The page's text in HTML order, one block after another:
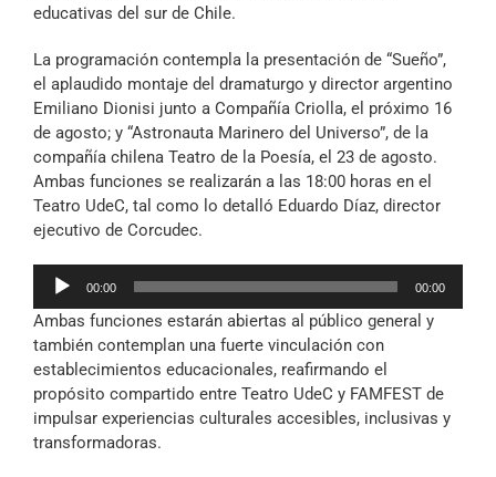
educativas del sur de Chile.
La programación contempla la presentación de “Sueño”,
el aplaudido montaje del dramaturgo y director argentino
Emiliano Dionisi junto a Compañía Criolla, el próximo 16
de agosto; y “Astronauta Marinero del Universo”, de la
compañía chilena Teatro de la Poesía, el 23 de agosto.
Ambas funciones se realizarán a las 18:00 horas en el
Teatro UdeC, tal como lo detalló Eduardo Díaz, director
ejecutivo de Corcudec.
Reproductor
audio
00:00 00:00
Ambas funciones estarán abiertas al público general y
también contemplan una fuerte vinculación con
establecimientos educacionales, reafirmando el
propósito compartido entre Teatro UdeC y FAMFEST de
impulsar experiencias culturales accesibles, inclusivas y
transformadoras.